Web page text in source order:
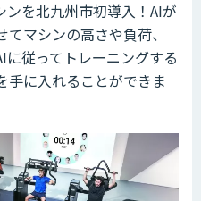
を北九州市初導入！AIが
マシンの高さや負荷、
従ってトレーニングする
手に入れることができま